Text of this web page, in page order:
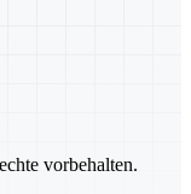
vorbehalten.